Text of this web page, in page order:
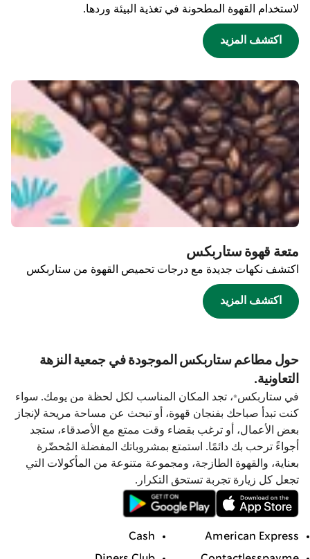
لاستخدام القهوة المطحونة في تغذية البيئة وردها.
اكتشف المزيد
متعة قهوة ستاربكس
اكتشف نكهات جديدة مع درجات تحميص القهوة من ستاربكس
اكتشف المزيد
حول مطاعم ستاربكس الموجودة في جمعية النزهة
التعاونية.
في ستاربكس®، تجد المكان المناسب لكل لحظة من يومك. سواء
كنت تبدأ صباحك بفنجان قهوة، أو تبحث عن مساحة مريحة لإنجاز
بعض الأعمال، أو ترغب بقضاء وقت ممتع مع الأصدقاء، ستجد
أجواءً ترحب بك دائمًا. استمتع بمشروباتك المفضلة المُحضّرة
بعناية، والقهوة الطازجة، ومجموعة متنوعة من المأكولات التي
تجعل كل زيارة تجربة تستحق التكرار.
American Express
Cash